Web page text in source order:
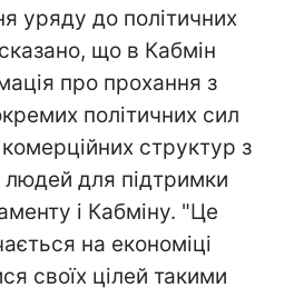
уряду до політичних
що в Кабмін
про прохання з
політичних сил
структур з
для підтримки
і Кабміну. "Це
на економіці
своїх цілей такими